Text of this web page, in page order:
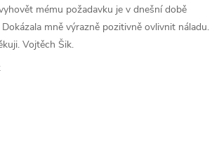
mému požadavku je v dnešní době
mně výrazně pozitivně ovlivnit náladu.
Vojtěch Šik.